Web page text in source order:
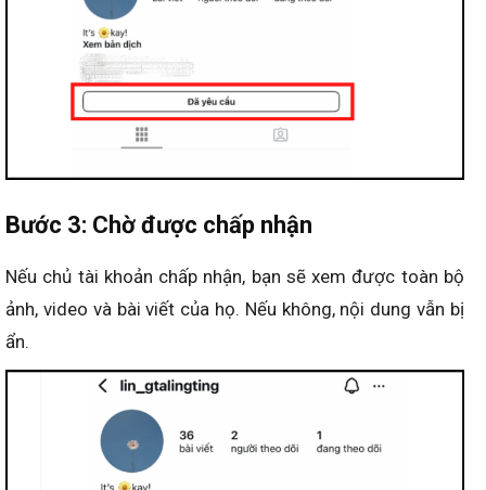
Bước 3: Chờ được chấp nhận
Nếu chủ tài khoản chấp nhận, bạn sẽ xem được toàn bộ
ảnh, video và bài viết của họ. Nếu không, nội dung vẫn bị
ẩn.